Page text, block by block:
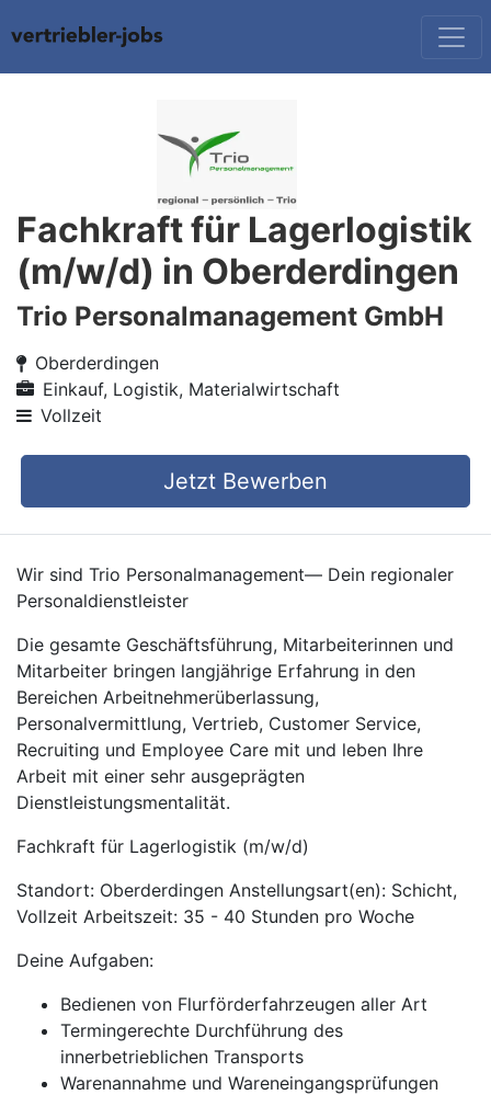
Fachkraft für Lagerlogistik
(m/w/d) in Oberderdingen
Trio Personalmanagement GmbH
Oberderdingen
Einkauf, Logistik, Materialwirtschaft
Vollzeit
Jetzt Bewerben
Wir sind Trio Personalmanagement— Dein regionaler
Personaldienstleister
Die gesamte Geschäftsführung, Mitarbeiterinnen und
Mitarbeiter bringen langjährige Erfahrung in den
Bereichen Arbeitnehmerüberlassung,
Personalvermittlung, Vertrieb, Customer Service,
Recruiting und Employee Care mit und leben Ihre
Arbeit mit einer sehr ausgeprägten
Dienstleistungsmentalität.
Fachkraft für Lagerlogistik (m/w/d)
Standort: Oberderdingen Anstellungsart(en): Schicht,
Vollzeit Arbeitszeit: 35 - 40 Stunden pro Woche
Deine Aufgaben:
Bedienen von Flurförderfahrzeugen aller Art
Termingerechte Durchführung des
innerbetrieblichen Transports
Warenannahme und Wareneingangsprüfungen